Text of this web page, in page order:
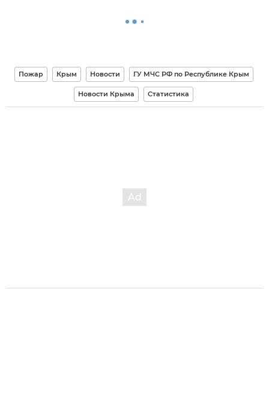
Пожар Крым Новости ГУ МЧС РФ по Республике Крым
Новости Крыма Статистика